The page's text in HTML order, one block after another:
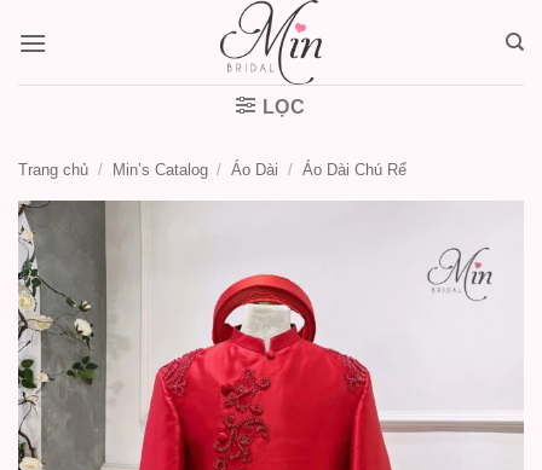
qua
LỌC
Trang chủ / Min’s Catalog / Áo Dài / Áo Dài Chú Rể